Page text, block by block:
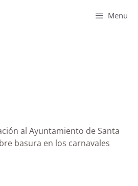
Menu
al Ayuntamiento de Santa
basura en los carnavales